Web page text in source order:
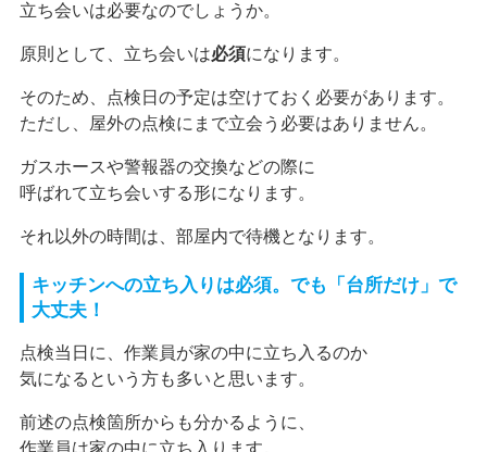
立ち会いは必要なのでしょうか。
原則として、立ち会いは必須になります。
そのため、点検日の予定は空けておく必要があります。
ただし、屋外の点検にまで立会う必要はありません。
ガスホースや警報器の交換などの際に
呼ばれて立ち会いする形になります。
それ以外の時間は、部屋内で待機となります。
キッチンへの立ち入りは必須。でも「台所だけ」で
大丈夫！
点検当日に、作業員が家の中に立ち入るのか
気になるという方も多いと思います。
前述の点検箇所からも分かるように、
作業員は家の中に立ち入ります。